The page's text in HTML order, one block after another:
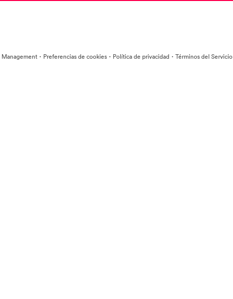
· Preferencias de cookies · Política de privacidad · Términos del Servicio